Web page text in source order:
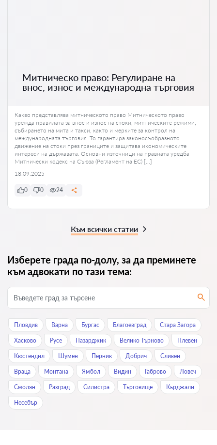
Митническо право: Регулиране на
внос, износ и международна търговия
Какво представлява митническото право Митническото право
урежда правилата за внос и износ на стоки, митническите режими,
събирането на мита и такси, както и мерките за контрол на
международната търговия. То гарантира законосъобразното
движение на стоки през границите и защитава икономическите
интереси на държавата. Основни източници на правната уредба
Митнически кодекс на Съюза (Регламент на ЕС) […]
18.09.2025
0 0 24
Към всички статии
Изберете града по-долу, за да преминете
към адвокати по тази тема:
Пловдив Варна Бургас Благоевград Стара Загора
Хасково Русе Пазарджик Велико Търново Плевен
Кюстендил Шумен Перник Добрич Сливен
Враца Монтана Ямбол Видин Габрово Ловеч
Смолян Разград Силистра Търговище Кърджали
Нeсeбър